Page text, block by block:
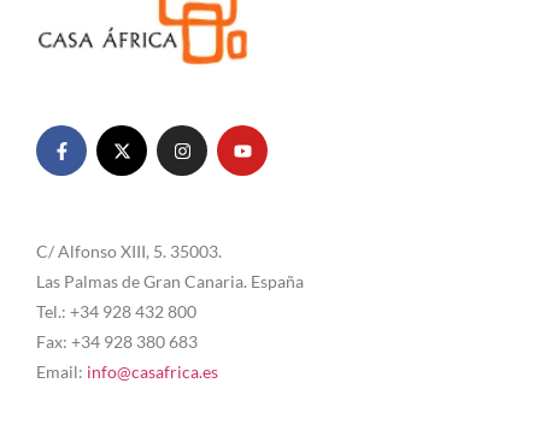
C/ Alfonso XIII, 5. 35003.
Las Palmas de Gran Canaria. España
Tel.: +34 928 432 800
Fax: +34 928 380 683
Email: info@casafrica.es